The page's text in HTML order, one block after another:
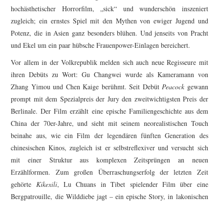
hochästhetischer Horrorfilm, „sick“ und wunderschön inszeniert
zugleich; ein ernstes Spiel mit den Mythen von ewiger Jugend und
Potenz, die in Asien ganz besonders blühen. Und jenseits von Pracht
und Ekel um ein paar hübsche Frauenpower-Einlagen bereichert.
Vor allem in der Volkrepublik melden sich auch neue Regisseure mit
ihren Debüts zu Wort: Gu Changwei wurde als Kameramann von
Zhang Yimou und Chen Kaige berühmt. Seit DebütPeacock gewann
prompt mit dem Spezialpreis der Jury den zweitwichtigsten Preis der
Berlinale. Der Film erzählt eine epische Familiengeschichte aus dem
China der 70er-Jahre, und sieht mit seinem neorealistischen Touch
beinahe aus, wie ein Film der legendären fünften Generation des
chinesischen Kinos, zugleich ist er selbstreflexiver und versucht sich
mit einer Struktur aus komplexen Zeitsprüngen an neuen
Erzählformen. Zum großen Überraschungserfolg der letzten Zeit
gehörte Kikexili, Lu Chuans in Tibet spielender Film über eine
Bergpatrouille, die Wilddiebe jagt – ein epische Story, in lakonischen